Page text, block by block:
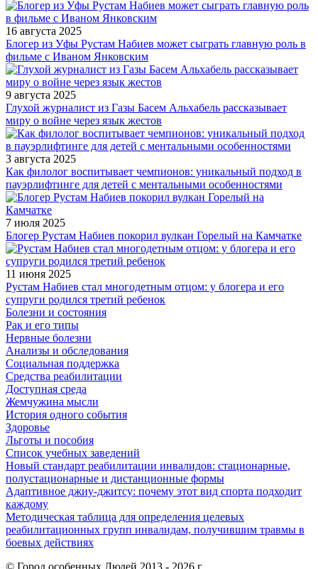
16 августа 2025
Блогер из Уфы Рустам Набиев может сыграть главную роль в
фильме с Иваном Янковским
9 августа 2025
Глухой журналист из Газы Басем Альхабель рассказывает
миру о войне через язык жестов
3 августа 2025
Как филолог воспитывает чемпионов: уникальный подход в
пауэрлифтинге для детей с ментальными особенностями
7 июля 2025
Блогер Рустам Набиев покорил вулкан Горелый на Камчатке
11 июня 2025
Рустам Набиев стал многодетным отцом: у блогера и его
супруги родился третий ребенок
Болезни и состояния
Рак и его типы
Нервные болезни
Анализы и обследования
Социальная поддержка
Средства реабилитации
Доступная среда
Жемчужина мысли
История одного события
Здоровье
Льготы и пособия
Список учебных заведений
Новый стандарт реабилитации инвалидов: стационарные,
полустационарные и дистанционные формы
Адаптивное джиу-джитсу: почему этот вид спорта подходит
каждому
Методическая таблица для определения целевых
реабилитационных групп инвалидам, получившим травмы в
боевых действиях